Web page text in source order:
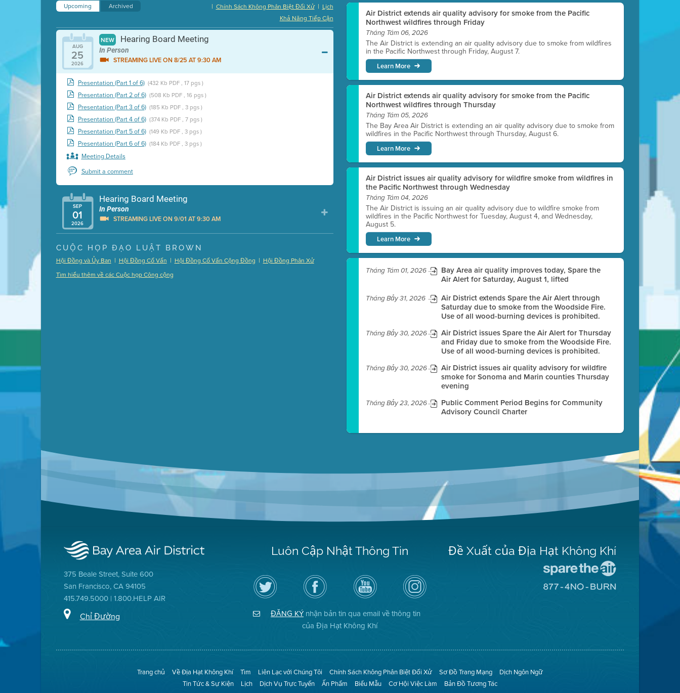
Upcoming Archived Lịch
|
Chính Sách Không Phân Biệt Đối Xử
|
Khả Năng Tiếp Cận
AUG
25
2026
NEW Hearing Board Meeting
In Person
STREAMING LIVE ON 8/25 AT 9:30 AM
Presentation (Part 1 of 6) (432 Kb PDF , 17 pgs )
Presentation (Part 2 of 6) (508 Kb PDF , 16 pgs )
Presentation (Part 3 of 6) (185 Kb PDF , 3 pgs )
Presentation (Part 4 of 6) (374 Kb PDF , 7 pgs )
Presentation (Part 5 of 6) (149 Kb PDF , 3 pgs )
Presentation (Part 6 of 6) (184 Kb PDF , 3 pgs )
Meeting Details
Submit a comment
SEP
01
2026
Hearing Board Meeting
In Person
STREAMING LIVE ON 9/01 AT 9:30 AM
Presentation (Part 1 of 3) (5 Mb PDF , 87 pgs )
Presentation (Part 2 of 3) (121 Kb PDF , 2 pgs )
CUỘC HỌP ĐẠO LUẬT BROWN
Hội Đồng và Ủy Ban | Hội Đồng Cố Vấn | Hội Đồng Cố Vấn Cộng Đồng | Hội Đồng Phân Xử
Tìm hiểu thêm về các Cuộc họp Công cộng
Air District extends air quality advisory for smoke from the Pacific
Northwest wildfires through Friday
Tháng Tám 06, 2026
The Air District is extending an air quality advisory due to smoke from wildfires
in the Pacific Northwest through Friday, August 7.
Learn More
Air District extends air quality advisory for smoke from the Pacific
Northwest wildfires through Thursday
Tháng Tám 05, 2026
The Bay Area Air District is extending an air quality advisory due to smoke from
wildfires in the Pacific Northwest through Thursday, August 6.
Learn More
Air District issues air quality advisory for wildfire smoke from wildfires in
the Pacific Northwest through Wednesday
Tháng Tám 04, 2026
The Air District is issuing an air quality advisory due to wildfire smoke from
wildfires in the Pacific Northwest for Tuesday, August 4, and Wednesday,
August 5.
Learn More
Tháng Tám 01, 2026
Bay Area air quality improves today, Spare the
Air Alert for Saturday, August 1, lifted
Tháng Bảy 31, 2026
Air District extends Spare the Air Alert through
Saturday due to smoke from the Woodside Fire.
Use of all wood-burning devices is prohibited.
Tháng Bảy 30, 2026
Air District issues Spare the Air Alert for Thursday
and Friday due to smoke from the Woodside Fire.
Use of all wood-burning devices is prohibited.
Tháng Bảy 30, 2026
Air District issues air quality advisory for wildfire
smoke for Sonoma and Marin counties Thursday
evening
Tháng Bảy 23, 2026
Public Comment Period Begins for Community
Advisory Council Charter
375 Beale Street, Suite 600
San Francisco, CA 94105
415.749.5000 | 1.800.HELP AIR
Chỉ Đường
Luôn Cập Nhật Thông Tin
Hãy
theo
dõi
Địa
Không
Truy
cập
Trang
Facebook
Địa
Hạt
Kênh
YouTube
của
Địa
Không
Air
District
on
Instagram
ĐĂNG KÝnhận bản tin qua email về thông tin
của Địa Hạt Không Khí
Đề Xuất của Địa Hạt Không Khí
Trang
Không
(Không
Trang chủ
Về Địa Hạt Không Khí Tìm Liên Lạc với Chúng Tôi Chính Sách Không Phân Biệt Đối Xử Sơ Đồ Trang Mạng
Dịch Ngôn Ngữ
Tin Tức & Sự Kiện
Lịch Dịch Vụ Trực Tuyến Ấn Phẩm Biểu Mẫu Cơ Hội Việc Làm Bản Đồ Tương Tác